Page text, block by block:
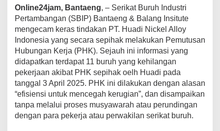
H
u
a
d
i
N
i
c
e
l
A
l
Online24jam, Bantaeng, – Serikat Buruh Industri
Pertambangan (SBIP) Bantaeng & Balang Insitute
mengecam keras tindakan PT. Huadi Nickel Alloy
Indonesia yang secara sepihak melakukan Pemutusan
Hubungan Kerja (PHK). Sejauh ini informasi yang
didapatkan terdapat 11 buruh yang kehilangan
pekerjaan akibat PHK sepihak oelh Huadi pada
tanggal 3 April 2025. PHK ini dilakukan dengan alasan
“efisiensi untuk mencegah kerugian”, dan disampaikan
tanpa melalui proses musyawarah atau perundingan
dengan para pekerja atau perwakilan serikat buruh.